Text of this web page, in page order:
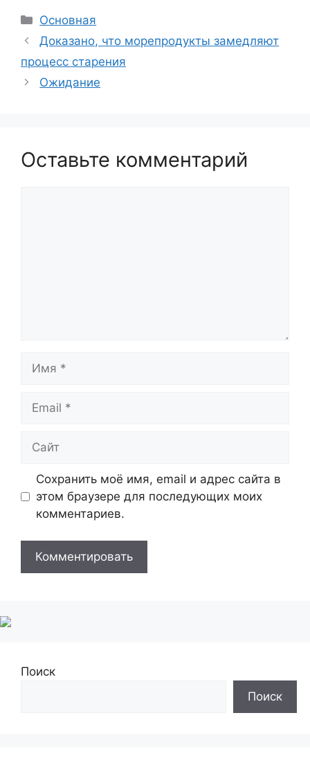
Рубрики
Основная
Доказано, что морепродукты замедляют
процесс старения
Ожидание
Оставьте комментарий
Имя
Email
Сайт
Сохранить моё имя, email и адрес сайта в
этом браузере для последующих моих
комментариев.
Поиск
Поиск